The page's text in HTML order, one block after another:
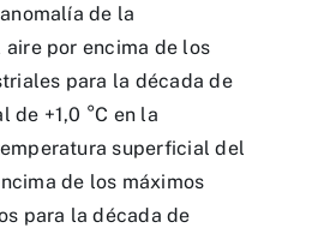
de la
por encima de los
para la década de
de +1,0 °C en la
superficial del
de los máximos
para la década de